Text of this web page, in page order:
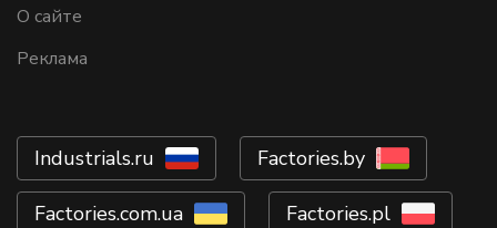
О сайте
Реклама
Industrials.ru Factories.by
Factories.com.ua Factories.pl